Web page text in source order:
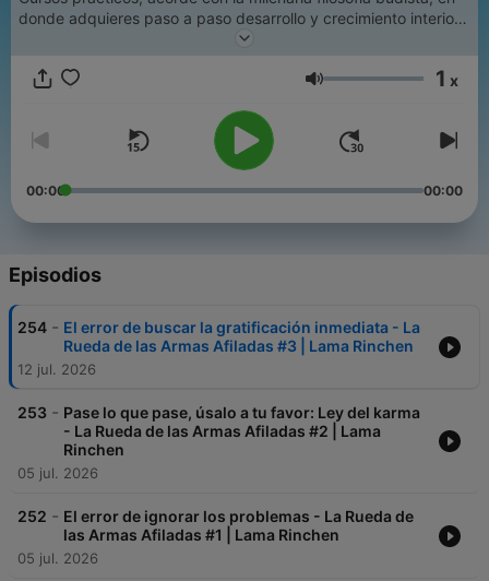
donde adquieres paso a paso desarrollo y crecimiento interior.
Bajo la guía del Maestro Ven. Lama Rinchen Gyaltsen y los más
www.paramita.org
Volumen 1 x
00:00 00:00
Episodios
254 - El error de buscar la gratificación inmediata - La
Rueda de las Armas Afiladas #3 | Lama Rinchen
12 jul. 2026
253 - Pase lo que pase, úsalo a tu favor: Ley del karma
- La Rueda de las Armas Afiladas #2 | Lama
Rinchen
05 jul. 2026
252 - El error de ignorar los problemas - La Rueda de
las Armas Afiladas #1 | Lama Rinchen
05 jul. 2026